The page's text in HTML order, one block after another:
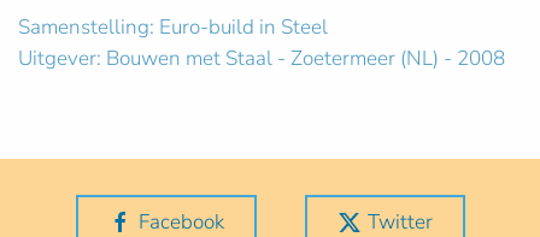
Samenstelling: Euro-build in Steel
Uitgever: Bouwen met Staal - Zoetermeer (NL) - 2008
Facebook Twitter